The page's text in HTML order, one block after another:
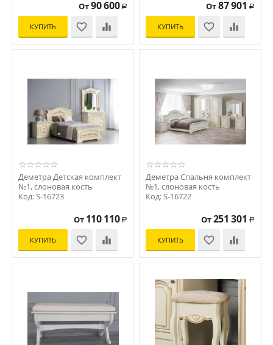
От90 600 Р
КУПИТЬ
От87 901 Р
КУПИТЬ
Деметра Детская комплект
№1, слоновая кость
Код: S-16723
От 110 110 Р
КУПИТЬ
Деметра Спальня комплект
№1, слоновая кость
Код: S-16722
От251 301 Р
КУПИТЬ